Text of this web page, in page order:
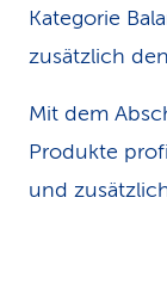
Kategorie
zusätzlich den
Mit dem
Produkte
und